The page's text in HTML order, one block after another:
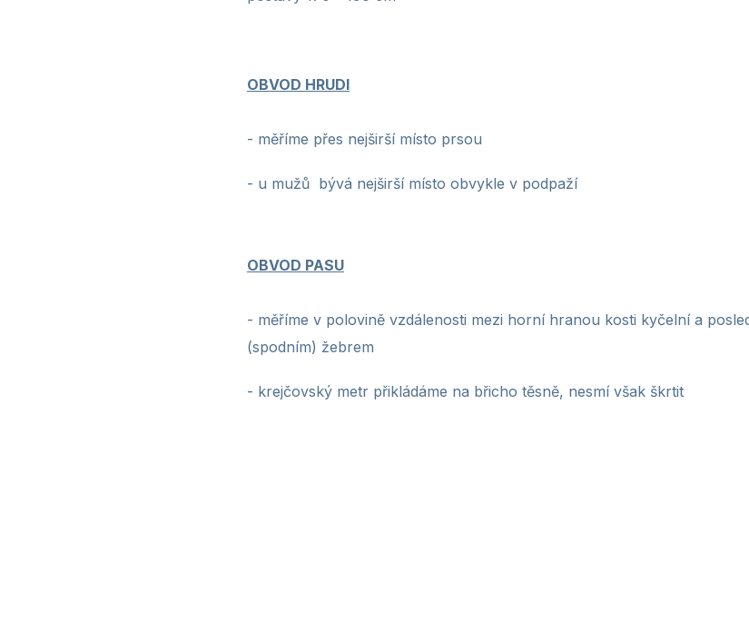
OBVOD HRUDI
- měříme přes nejširší místo prsou
- u mužů bývá nejširší místo obvykle v podpaží
OBVOD PASU
- měříme v polovině vzdálenosti mezi horní hranou kosti kyčelní a
(spodním) žebrem
- krejčovský metr přikládáme na břicho těsně, nesmí však škrtit